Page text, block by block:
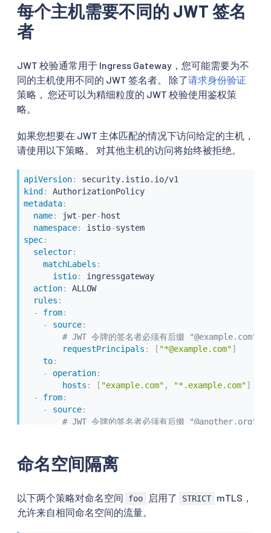
每个主机需要不同的 JWT 签名
者
JWT 校验通常用于 Ingress Gateway，您可能需要为不
同的主机使用不同的 JWT 签名者。 除了请求身份验证
策略， 您还可以为精细粒度的 JWT 校验使用鉴权策
略。
如果您想要在 JWT 主体匹配的情况下访问给定的主机，
请使用以下策略。 对其他主机的访问将始终被拒绝。
apiVersion:
security.istio.io/v1
kind :
AuthorizationPolicy
metadata:
name: jwt-per- host
namespace: istio-
system
spec:
selector:
matchLabels :
istio:
ingressgateway
action:
ALLOW
rules :
-
from:
-
source:
# JWT 令牌的签名者必须有后缀 "@example.com"
requestPrincipals : [ "*@example.com"]
to:
-
operation:
hosts : [ "example.com" , "*.example.com"]
-
from:
-
source:
# JWT 令牌的签名者必须有后缀 "@another.org"
- operation:
hosts: [".another.org"
命名空间隔离
以下两个策略对命名空间 foo 启用了 STRICT
mTLS，
允许来自相同命名空间的流量。